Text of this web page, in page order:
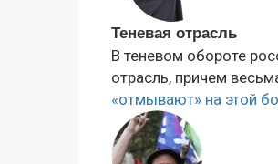
Теневая отрасль
В теневом обороте
отрасль, причем
«отмывают» на этой